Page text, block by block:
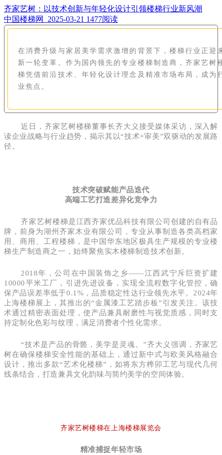
齐家艺树：以技术创新与年轻化设计引领楼梯行业新风潮
中国楼梯网 2025-03-21 1477阅读
在消费升级与家居美学需求激增的背景下，楼梯行业正迎
新一轮变革。作为国内领先的专业楼梯制造商，齐家艺树
梯凭借前沿技术、年轻化设计理念及精准市场布局，成为
业焦点。
近日，齐家艺树楼梯董事长齐大义接受媒体采访，深入解
读企业战略与行业趋势，揭示其以“技术+审美”双驱动的发展路
径。
技术突破赋能产品迭代
高端工艺打造差异化竞争力
齐家艺树楼梯是江西齐家优品科技有限公司创建的自有品
牌，前身为湖州齐家木业有限公司，专业从事制造各类高档家
用、商用、工程楼梯，是中国华东地区极具生产规模的专业楼
梯生产制造商之一，始终聚焦实木楼梯制造技术创新。
2018年，公司在中国装饰之乡——江西武宁斥巨资扩建
10000平米工厂，引进先进设备，实现全流程数字化管控，确
保产品误差率低于0.1%，品质稳定性达行业领先水平。 2024年
上海楼梯展上，其推出的“金属漆工艺踏步板”引发关注。该技
术通过精密表面处理，使产品兼具耐磨性与视觉质感，同时支
持定制化色彩与纹理，满足消费者个性化需求。
“技术是产品的骨骼，美学是灵魂。”齐大义强调，齐家艺
树在确保楼梯安全性能的基础上，通过新中式与欧美风格融合
设计，推出多款“艺术化楼梯”，如将东方榫卯工艺与现代几何
线条结合，打造兼具文化韵味与简约美学的空间体验。
齐家艺树楼梯在上海楼梯展览会
精准捕捉年轻市场